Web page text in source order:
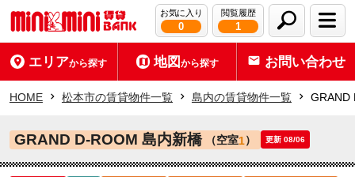
お気に入り
0
閲覧履歴
1
エリアから探す 地図から探す お問い合わせ
HOME 松本市の賃貸物件一覧 島内の賃貸物件一覧 GRAND
GRAND D-ROOM 島内新橋 （空室1） 更新 08/06